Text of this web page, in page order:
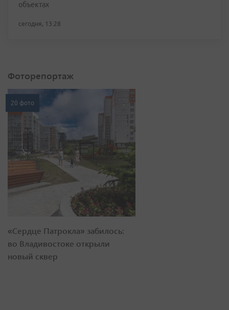
объектах
сегодня, 13:28
Фоторепортаж
20 фото
«Сердце Патрокла» забилось:
во Владивостоке открыли
новый сквер